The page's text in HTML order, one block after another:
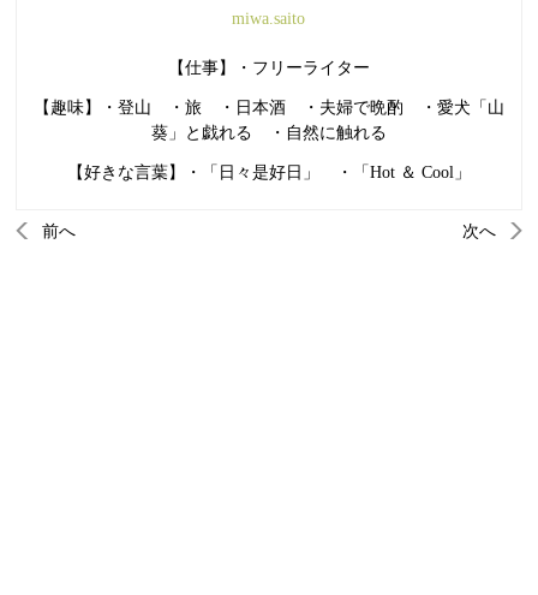
miwa.saito
【仕事】・フリーライター
【趣味】・登山 ・旅 ・日本酒 ・夫婦で晩酌 ・愛犬「山
葵」と戯れる ・自然に触れる
【好きな言葉】・「日々是好日」 ・「Hot ＆ Cool」
前へ 次へ